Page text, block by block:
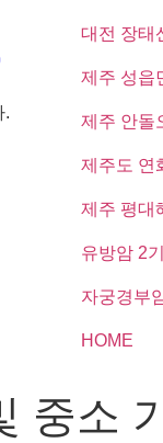
.
대전 장태
제주 성읍
제주 안돌
제주도 연
제주 평대
유방암 2
자궁경부
HOME
중소